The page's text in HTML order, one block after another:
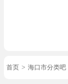
首页 > 海口市分类吧